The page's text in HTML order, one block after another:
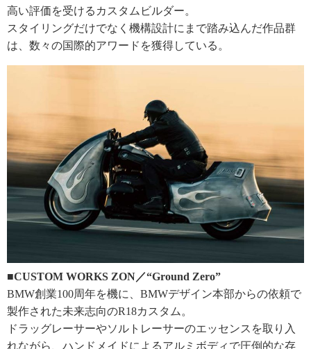
高い評価を受けるカスタムビルダー。
スタイリングだけでなく機構設計にまで踏み込んだ作品群
は、数々の国際的アワードを獲得している。
■CUSTOM WORKS ZON／“Ground Zero”
BMW創業100周年を機に、BMWデザイン本部からの依頼で
製作された未来志向のR18カスタム。
ドラッグレーサーやソルトレーサーのエッセンスを取り入
れながら、ハンドメイドによるアルミボディで圧倒的な存